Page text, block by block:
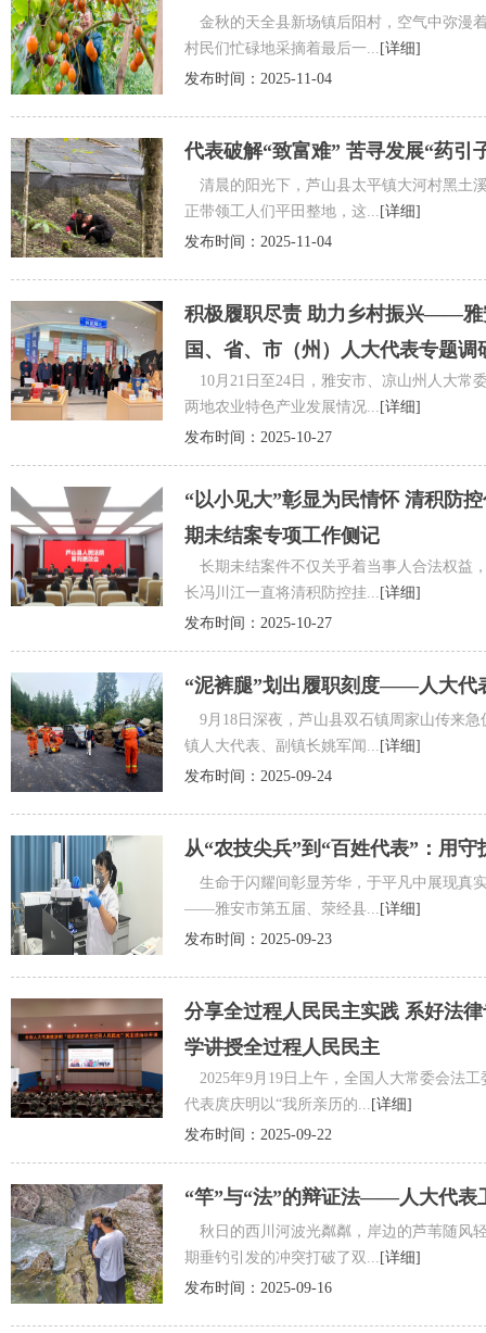
金秋的天全县新场镇后阳村，空气中弥漫
村民们忙碌地采摘着最后一... [详细]
发布时间：2025-11-04
代表破解“致富难” 苦寻发展“药
清晨的阳光下，芦山县太平镇大河村黑土
正带领工人们平田整地，这... [详细]
发布时间：2025-11-04
积极履职尽责 助力乡村振兴——雅
国、省、市（州）人大代表专题
10月21日至24日，雅安市、凉山州人大常
两地农业特色产业发展情况... [详细]
发布时间：2025-10-27
“以小见大”彰显为民情怀 清积防
期未结案专项工作侧记
长期未结案件不仅关乎着当事人合法权益
长冯川江一直将清积防控挂... [详细]
发布时间：2025-10-27
“泥裤腿”划出履职刻度——人大代
9月18日深夜，芦山县双石镇周家山传来
镇人大代表、副镇长姚军闻... [详细]
发布时间：2025-09-24
从“农技尖兵”到“百姓代表”：用
生命于闪耀间彰显芳华，于平凡中展现真
——雅安市第五届、荥经县... [详细]
发布时间：2025-09-23
分享全过程人民民主实践 系好法
学讲授全过程人民民主
2025年9月19日上午，全国人大常委会法
代表庹庆明以“我所亲历的... [详细]
发布时间：2025-09-22
“竿”与“法”的辩证法——人大代表
秋日的西川河波光粼粼，岸边的芦苇随风
期垂钓引发的冲突打破了双... [详细]
发布时间：2025-09-16